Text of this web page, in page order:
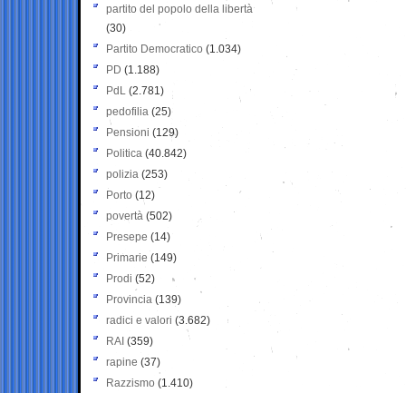
partito del popolo della libertà
(30)
Partito Democratico (1.034)
PD (1.188)
PdL (2.781)
pedofilia (25)
Pensioni (129)
Politica (40.842)
polizia (253)
Porto (12)
povertà (502)
Presepe (14)
Primarie (149)
Prodi (52)
Provincia (139)
radici e valori (3.682)
RAI (359)
rapine (37)
Razzismo (1.410)